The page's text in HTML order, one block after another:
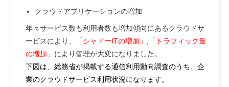
クラウドアプリケーションの増加
年々サービス数も利用者数も増加傾向にあるクラウドサ
ービスにより、
「シャドーITの増加」 , 「トラフィック量
の増加」 により管理が大変になりました。
下図は、総務省が掲載する通信利用動向調査のうち、企
業のクラウドサービス利用状況になります。